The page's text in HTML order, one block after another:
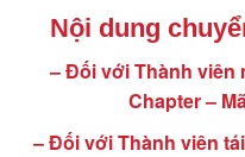
Nội dung
– Đối với Thành viên
Chapter –
– Đối với Thành viên